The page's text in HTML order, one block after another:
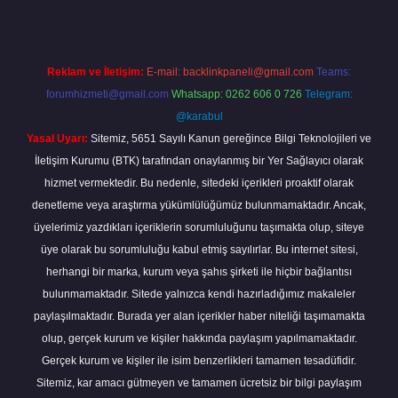
Reklam ve İletişim: E-mail: backlinkpaneli@gmail.com Teams:
forumhizmeti@gmail.com Whatsapp: 0262 606 0 726 Telegram:
@karabul
Yasal Uyarı: Sitemiz, 5651 Sayılı Kanun gereğince Bilgi Teknolojileri ve
İletişim Kurumu (BTK) tarafından onaylanmış bir Yer Sağlayıcı olarak
hizmet vermektedir. Bu nedenle, sitedeki içerikleri proaktif olarak
denetleme veya araştırma yükümlülüğümüz bulunmamaktadır. Ancak,
üyelerimiz yazdıkları içeriklerin sorumluluğunu taşımakta olup, siteye
üye olarak bu sorumluluğu kabul etmiş sayılırlar. Bu internet sitesi,
herhangi bir marka, kurum veya şahıs şirketi ile hiçbir bağlantısı
bulunmamaktadır. Sitede yalnızca kendi hazırladığımız makaleler
paylaşılmaktadır. Burada yer alan içerikler haber niteliği taşımamakta
olup, gerçek kurum ve kişiler hakkında paylaşım yapılmamaktadır.
Gerçek kurum ve kişiler ile isim benzerlikleri tamamen tesadüfidir.
Sitemiz, kar amacı gütmeyen ve tamamen ücretsiz bir bilgi paylaşım